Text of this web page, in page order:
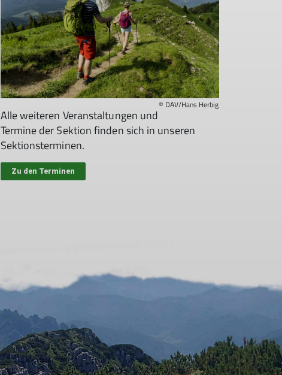
© DAV/Hans Herbig
Alle weiteren Veranstaltungen und
Termine der Sektion finden sich in unseren
Sektionsterminen.
Zu den Terminen